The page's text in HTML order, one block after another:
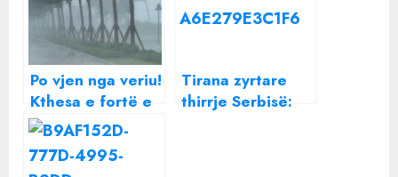
Po vjen nga veriu!
Kthesa e fortë e
motit, qytetet ku
do të bjerë shi
(LIVE-Harta)
Tirana zyrtare
thirrje Serbisë: